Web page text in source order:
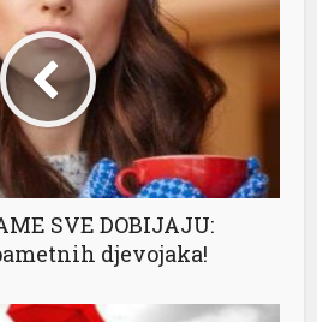
SVE DOBIJAJU:
djevojaka!